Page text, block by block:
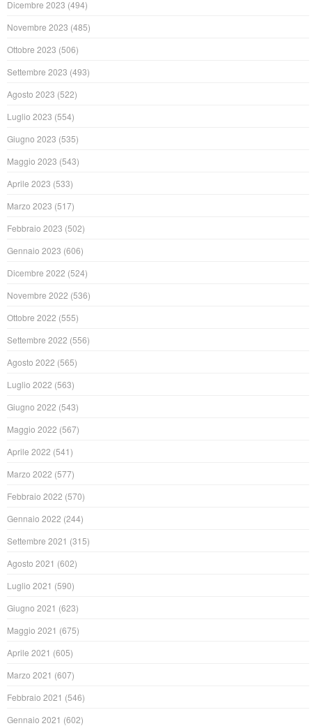
Dicembre 2023 (494)
Novembre 2023 (485)
Ottobre 2023 (506)
Settembre 2023 (493)
Agosto 2023 (522)
Luglio 2023 (554)
Giugno 2023 (535)
Maggio 2023 (543)
Aprile 2023 (533)
Marzo 2023 (517)
Febbraio 2023 (502)
Gennaio 2023 (606)
Dicembre 2022 (524)
Novembre 2022 (536)
Ottobre 2022 (555)
Settembre 2022 (556)
Agosto 2022 (565)
Luglio 2022 (563)
Giugno 2022 (543)
Maggio 2022 (567)
Aprile 2022 (541)
Marzo 2022 (577)
Febbraio 2022 (570)
Gennaio 2022 (244)
Settembre 2021 (315)
Agosto 2021 (602)
Luglio 2021 (590)
Giugno 2021 (623)
Maggio 2021 (675)
Aprile 2021 (605)
Marzo 2021 (607)
Febbraio 2021 (546)
Gennaio 2021 (602)